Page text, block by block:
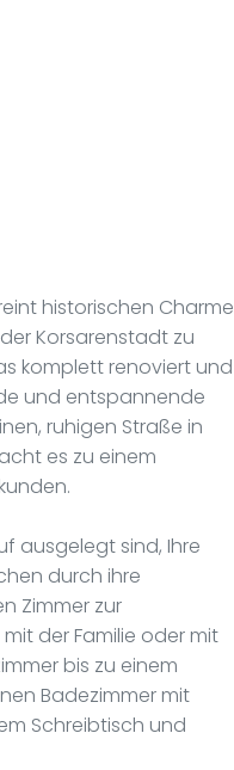
historischen Charme
Korsarenstadt zu
komplett renoviert und
und entspannende
ruhigen Straße in
es zu einem
ausgelegt sind, Ihre
durch ihre
Zimmer zur
der Familie oder mit
bis zu einem
Badezimmer mit
Schreibtisch und